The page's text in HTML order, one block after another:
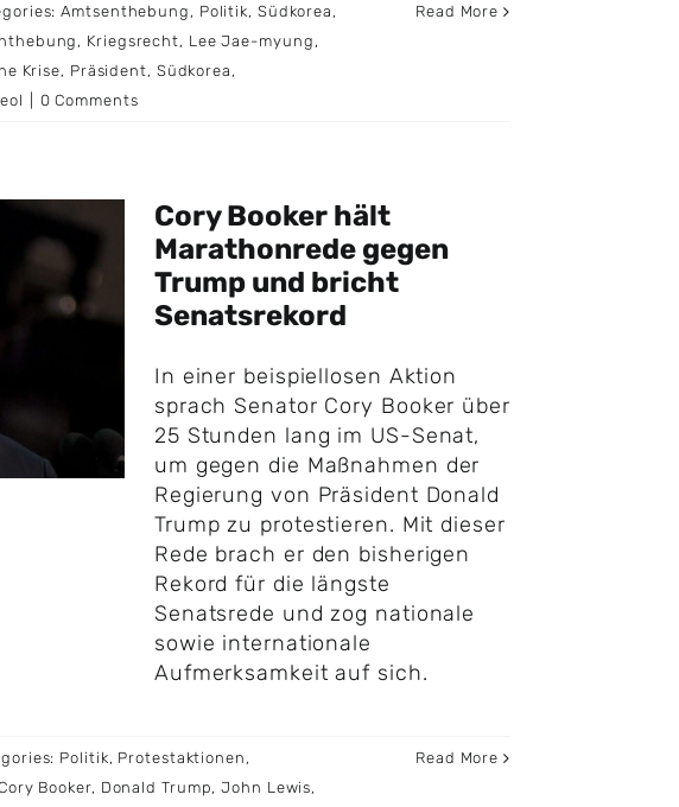
Amtsenthebung , Politik, Südkorea ,
, Kriegsrecht, Lee Jae-myung ,
Krise, Präsident, Südkorea ,
0 Comments
Read More
Cory Booker hält
Marathonrede gegen
Trump und bricht
Senatsrekord
In einer beispiellosen Aktion
sprach Senator Cory Booker über
25 Stunden lang im US-Senat,
um gegen die Maßnahmen der
Regierung von Präsident Donald
Trump zu protestieren. Mit dieser
Rede brach er den bisherigen
Rekord für die längste
Senatsrede und zog nationale
sowie internationale
Aufmerksamkeit auf sich.
Politik, Protestaktionen ,
Booker, Donald Trump,John Lewis,
Read More